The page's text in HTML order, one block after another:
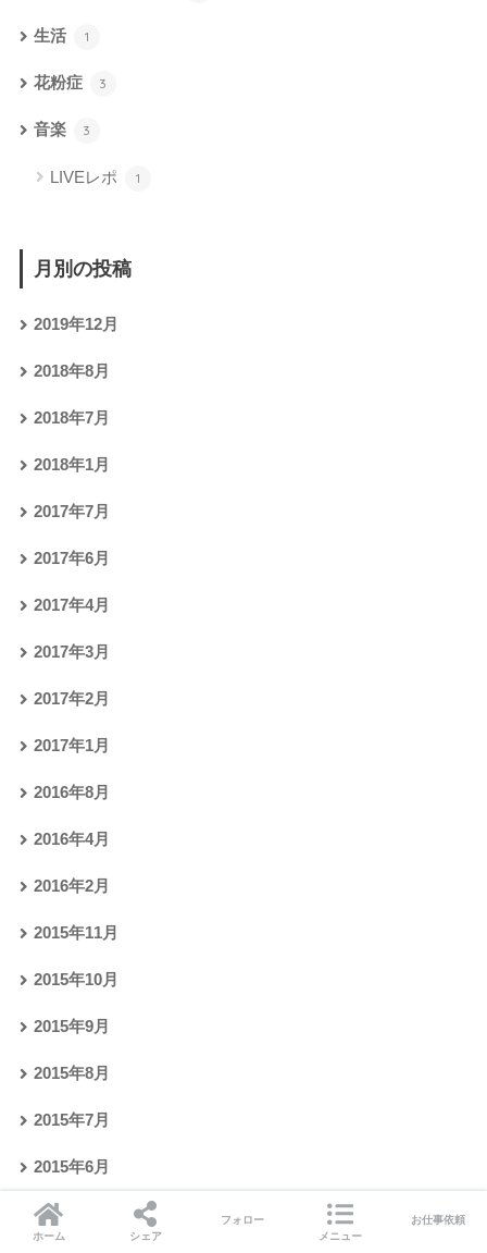
生活 1
花粉症 3
音楽 3
LIVEレポ 1
月別の投稿
2019年12月
2018年8月
2018年7月
2018年1月
2017年7月
2017年6月
2017年4月
2017年3月
2017年2月
2017年1月
2016年8月
2016年4月
2016年2月
2015年11月
2015年10月
2015年9月
2015年8月
2015年7月
2015年6月
2015年5月
ホーム シェア
フォロー
メニュー
お仕事依頼